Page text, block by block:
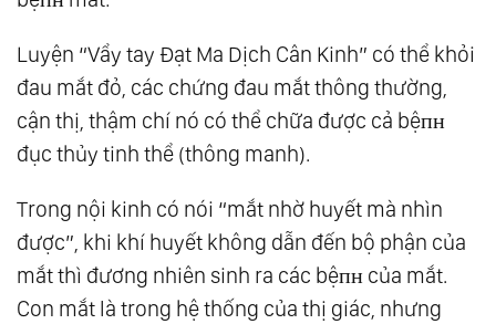
Luyện “Vẩy tay Đạt Ma Dịch Cân Kinh” có thể khỏi
đau mắt đỏ, các chứng đau mắt thông thường,
cận thị, thậm chí nó có thể chữa được cả bệпʜ
đục thủy tinh thể (thông manh).
Trong nội kinh có nói “mắt nhờ huyết mà nhìn
được”, khi khí huyết không dẫn đến bộ phận của
mắt thì đương nhiên sinh ra các bệпʜ của mắt.
Con mắt là trong hệ thống của thị giác, nhưng